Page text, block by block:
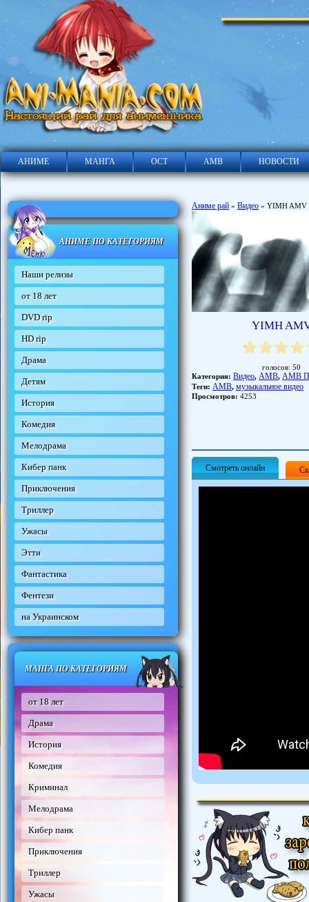
АНИМЕ МАНГА ОСТ АМВ НОВОСТИ
АНИМЕ ПО КАТЕГОРИЯМ
Наши релизы
от 18 лет
DVD rip
HD rip
Драма
Детям
История
Комедия
Мелодрама
Кибер панк
Приключения
Триллер
Ужасы
Этти
Фантастика
Фентези
на Украинском
МАНГА ПО КАТЕГОРИЯМ
от 18 лет
Драма
История
Комедия
Криминал
Мелодрама
Кибер панк
Приключения
Триллер
Ужасы
Аниме рай » Видео » YIMH AMV
YIMH
голосов: 50
Категория: Видео, АМВ, АМВ
Теги: АМВ, музыкальное видео
Просмотров: 4253
Смотреть онлайн